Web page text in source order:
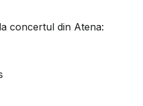
concertul din Atena: